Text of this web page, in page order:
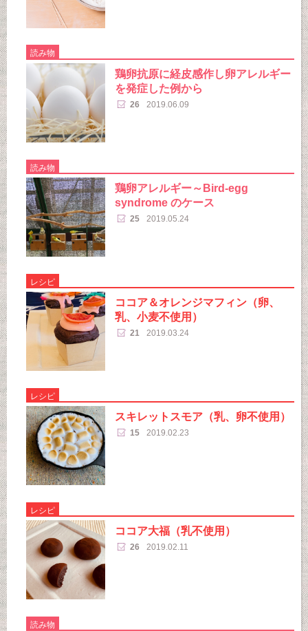
読み物
鶏卵抗原に経皮感作し卵アレルギー
を発症した例から
26 2019.06.09
読み物
鶏卵アレルギー～Bird-egg
syndrome のケース
25 2019.05.24
レシピ
ココア＆オレンジマフィン（卵、
乳、小麦不使用）
21 2019.03.24
レシピ
スキレットスモア（乳、卵不使用）
15 2019.02.23
レシピ
ココア大福（乳不使用）
26 2019.02.11
読み物